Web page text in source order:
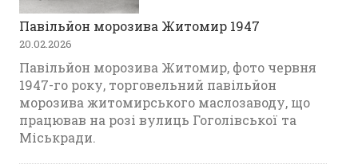
Павільйон морозива Житомир 1947
20.02.2026
Павільйон морозива Житомир, фото червня
1947-го року, торговельний павільйон
морозива житомирського маслозаводу, що
працював на розі вулиць Гоголівської та
Міськради.